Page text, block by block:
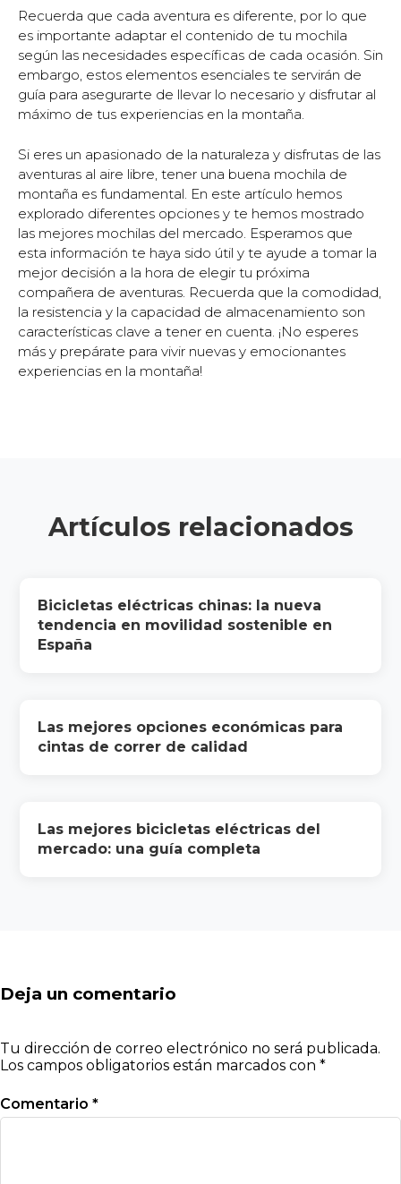
Recuerda que cada aventura es diferente, por lo que
es importante adaptar el contenido de tu mochila
según las necesidades específicas de cada ocasión. Sin
embargo, estos elementos esenciales te servirán de
guía para asegurarte de llevar lo necesario y disfrutar al
máximo de tus experiencias en la montaña.
Si eres un apasionado de la naturaleza y disfrutas de las
aventuras al aire libre, tener una buena mochila de
montaña es fundamental. En este artículo hemos
explorado diferentes opciones y te hemos mostrado
las mejores mochilas del mercado. Esperamos que
esta información te haya sido útil y te ayude a tomar la
mejor decisión a la hora de elegir tu próxima
compañera de aventuras. Recuerda que la comodidad,
la resistencia y la capacidad de almacenamiento son
características clave a tener en cuenta. ¡No esperes
más y prepárate para vivir nuevas y emocionantes
experiencias en la montaña!
Artículos relacionados
Bicicletas eléctricas chinas: la nueva
tendencia en movilidad sostenible en
España
Las mejores opciones económicas para
cintas de correr de calidad
Las mejores bicicletas eléctricas del
mercado: una guía completa
Deja un comentario
Tu dirección de correo electrónico no será publicada.
Los campos obligatorios están marcados con *
Comentario *